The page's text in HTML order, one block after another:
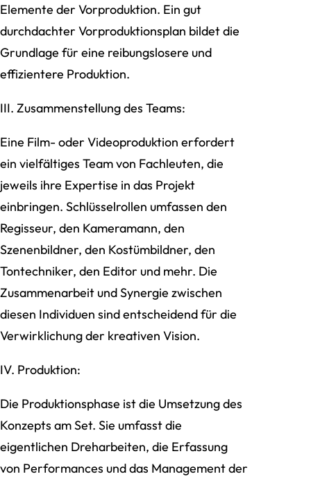
Elemente der Vorproduktion. Ein gut
durchdachter Vorproduktionsplan bildet die
Grundlage für eine reibungslosere und
effizientere Produktion.
III. Zusammenstellung des Teams:
Eine Film- oder Videoproduktion erfordert
ein vielfältiges Team von Fachleuten, die
jeweils ihre Expertise in das Projekt
einbringen. Schlüsselrollen umfassen den
Regisseur, den Kameramann, den
Szenenbildner, den Kostümbildner, den
Tontechniker, den Editor und mehr. Die
Zusammenarbeit und Synergie zwischen
diesen Individuen sind entscheidend für die
Verwirklichung der kreativen Vision.
IV. Produktion:
Die Produktionsphase ist die Umsetzung des
Konzepts am Set. Sie umfasst die
eigentlichen Dreharbeiten, die Erfassung
von Performances und das Management der